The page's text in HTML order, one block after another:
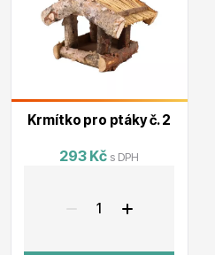
Krmítko pro ptáky č. 2
293 Kč s DPH